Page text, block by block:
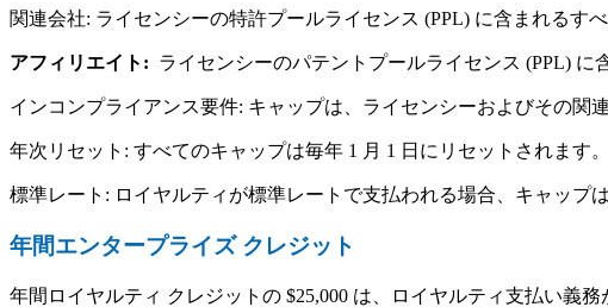
関連会社: ライセンシーの特許プールライセンス (PPL) に含まれるす
アフィリエイト: ライセンシーのパテントプールライセンス (PPL) に
インコンプライアンス要件: キャップは、ライセンシーおよびその関
年次リセット: すべてのキャップは毎年 1 月 1 日にリセットされます。
標準レート: ロイヤルティが標準レートで支払われる場合、キャップ
年間エンタープライズ クレジット
年間ロイヤルティ クレジットの $25,000 は、ロイヤルティ支払い義